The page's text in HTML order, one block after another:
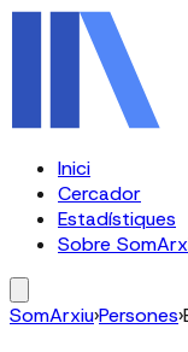
Inici
Cercador
Estadístiques
Sobre
SomArxiu›Persones›